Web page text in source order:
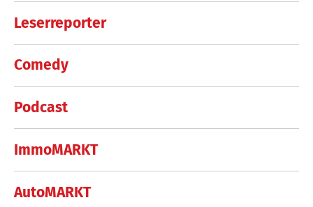
Leserreporter
Comedy
Podcast
ImmoMARKT
AutoMARKT